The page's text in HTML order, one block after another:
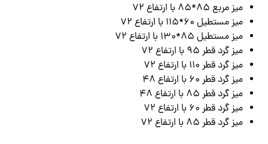
میز مربع 85*85 با ارتفاع 72
میز مستطیل 60*115 با ارتفاع 72
میز مستطیل 85*130 با ارتفاع 72
میز گرد قطر 95 با ارتفاع 72
میز گرد قطر 110 با ارتفاع 72
میز گرد قطر 60 با ارتفاع 48
میز گرد قطر 85 با ارتفاع 48
میز گرد قطر 60 با ارتفاع 72
میز گرد قطر 85 با ارتفاع 72